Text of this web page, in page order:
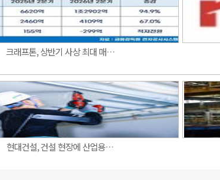
크래프톤, 상반기 사상 최대 매…
현대건설, 건설 현장에 산업용…